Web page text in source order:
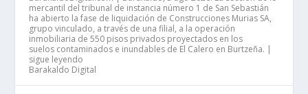
mercantil del tribunal de instancia número 1 de San Sebastián
ha abierto la fase de liquidación de Construcciones Murias SA,
grupo vinculado, a través de una filial, a la operación
inmobiliaria de 550 pisos privados proyectados en los
suelos contaminados e inundables de El Calero en Burtzeña. |
sigue leyendo
Barakaldo Digital